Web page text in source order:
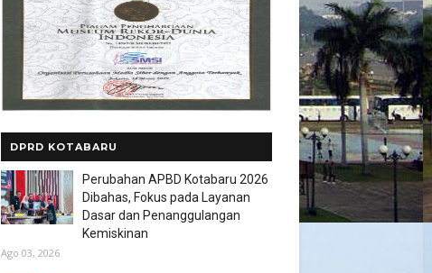
DPRD KOTABARU
Perubahan APBD Kotabaru 2026
Dibahas, Fokus pada Layanan
Dasar dan Penanggulangan
Kemiskinan
Ago 03, 2026